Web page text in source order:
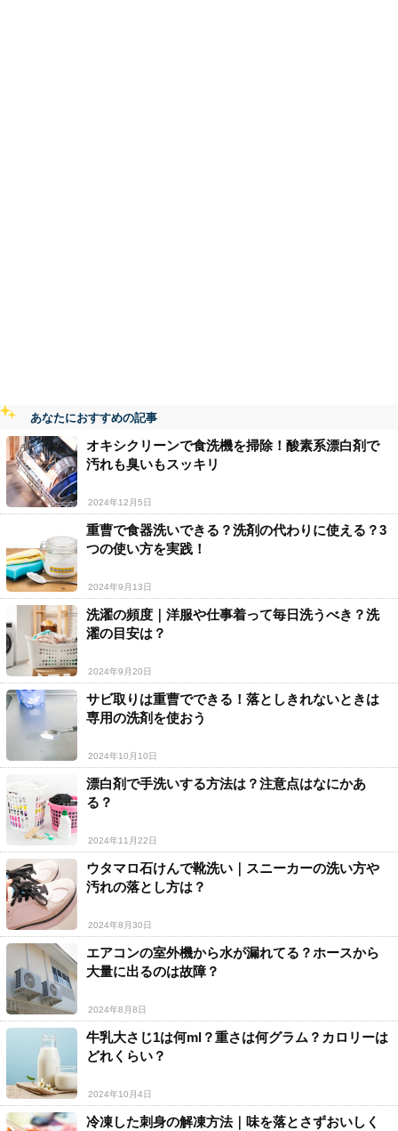
あなたにおすすめの記事
オキシクリーンで食洗機を掃除！酸素系漂白剤で
汚れも臭いもスッキリ
2024年12月5日
重曹で食器洗いできる？洗剤の代わりに使える？3
つの使い方を実践！
2024年9月13日
洗濯の頻度｜洋服や仕事着って毎日洗うべき？洗
濯の目安は？
2024年9月20日
サビ取りは重曹でできる！落としきれないときは
専用の洗剤を使おう
2024年10月10日
漂白剤で手洗いする方法は？注意点はなにかあ
る？
2024年11月22日
ウタマロ石けんで靴洗い｜スニーカーの洗い方や
汚れの落とし方は？
2024年8月30日
エアコンの室外機から水が漏れてる？ホースから
大量に出るのは故障？
2024年8月8日
牛乳大さじ1は何ml？重さは何グラム？カロリーは
どれくらい？
2024年10月4日
冷凍した刺身の解凍方法｜味を落とさずおいしく